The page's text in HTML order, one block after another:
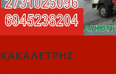
ΚΑΚΑΛΕΤΡΗΣ